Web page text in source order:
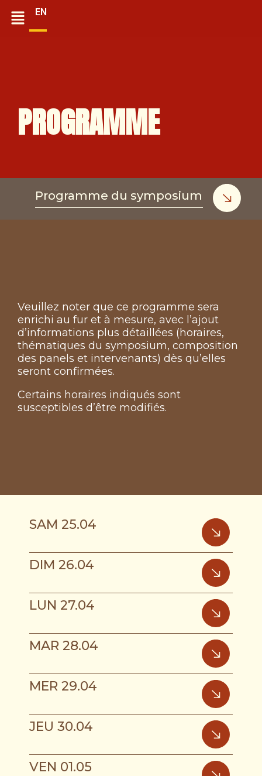
EN
Veuillez noter que ce programme sera
enrichi au fur et à mesure, avec l’ajout
d’informations plus détaillées (horaires,
thématiques du symposium, composition
des panels et intervenants) dès qu’elles
seront confirmées.
Certains horaires indiqués sont
susceptibles d’être modifiés.
SAM 25.04
DIM 26.04
LUN 27.04
MAR 28.04
MER 29.04
JEU 30.04
VEN 01.05
PROGRAMME
Programme du symposium